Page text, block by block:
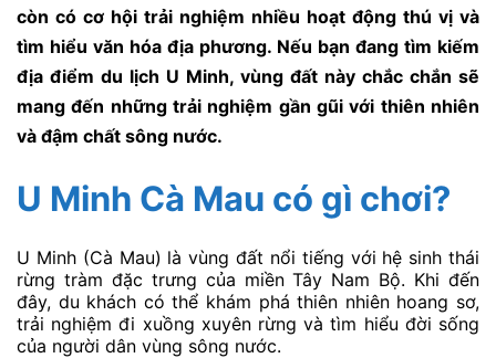
còn có cơ hội trải nghiệm nhiều hoạt động thú vị và
tìm hiểu văn hóa địa phương. Nếu bạn đang tìm kiếm
địa điểm du lịch U Minh, vùng đất này chắc chắn sẽ
mang đến những trải nghiệm gần gũi với thiên nhiên
và đậm chất sông nước.
U Minh Cà Mau có gì chơi?
U Minh (Cà Mau) là vùng đất nổi tiếng với hệ sinh thái
rừng tràm đặc trưng của miền Tây Nam Bộ. Khi đến
đây, du khách có thể khám phá thiên nhiên hoang sơ,
trải nghiệm đi xuồng xuyên rừng và tìm hiểu đời sống
của người dân vùng sông nước.